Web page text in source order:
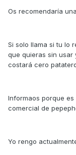
Os recomendaría
Si solo llama si tu lo
que quieras sin usar
costará cero
Informaos porque
comercial de
Yo rengo